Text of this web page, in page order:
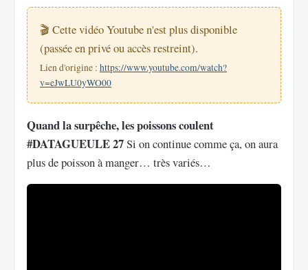
🎬 Cette vidéo Youtube n'est plus disponible
(passée en privé ou accès restreint).
Lien d'origine : https://www.youtube.com/watch?
v=eJwLU0yWO00
Quand la surpêche, les poissons coulent
#DATAGUEULE 27Si on continue comme ça, on aura
plus de poisson à manger… très variés…